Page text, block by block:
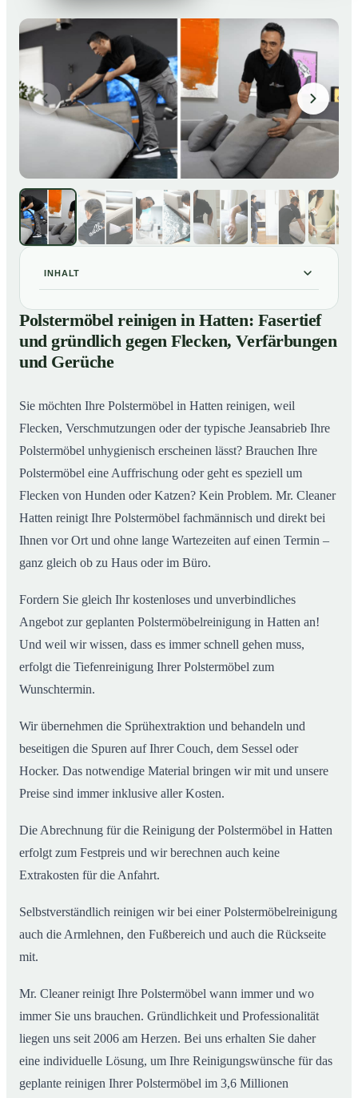
INHALT
Polstermöbel reinigen in Hatten: Fasertief und
gründlich gegen Flecken, Verfärbungen und Gerüche
02So reinigen unsere Profis Polstermöbel in Hatten
Polstermöbel reinigen in Hatten: Fasertief
und gründlich gegen Flecken, Verfärbungen
und Gerüche
Sie möchten Ihre Polstermöbel in Hatten reinigen, weil
Flecken, Verschmutzungen oder der typische Jeansabrieb Ihre
Polstermöbel unhygienisch erscheinen lässt? Brauchen Ihre
Polstermöbel eine Auffrischung oder geht es speziell um
Flecken von Hunden oder Katzen? Kein Problem. Mr. Cleaner
Hatten reinigt Ihre Polstermöbel fachmännisch und direkt bei
Ihnen vor Ort und ohne lange Wartezeiten auf einen Termin –
ganz gleich ob zu Haus oder im Büro.
Fordern Sie gleich Ihr kostenloses und unverbindliches
Angebot zur geplanten Polstermöbelreinigung in Hatten an!
Und weil wir wissen, dass es immer schnell gehen muss,
erfolgt die Tiefenreinigung Ihrer Polstermöbel zum
Wunschtermin.
Wir übernehmen die Sprühextraktion und behandeln und
beseitigen die Spuren auf Ihrer Couch, dem Sessel oder
Hocker. Das notwendige Material bringen wir mit und unsere
Preise sind immer inklusive aller Kosten.
Die Abrechnung für die Reinigung der Polstermöbel in Hatten
erfolgt zum Festpreis und wir berechnen auch keine
Extrakosten für die Anfahrt.
Selbstverständlich reinigen wir bei einer Polstermöbelreinigung
auch die Armlehnen, den Fußbereich und auch die Rückseite
mit.
Mr. Cleaner reinigt Ihre Polstermöbel wann immer und wo
immer Sie uns brauchen. Gründlichkeit und Professionalität
liegen uns seit 2006 am Herzen. Bei uns erhalten Sie daher
eine individuelle Lösung, um Ihre Reinigungswünsche für das
geplante reinigen Ihrer Polstermöbel im 3,6 Millionen